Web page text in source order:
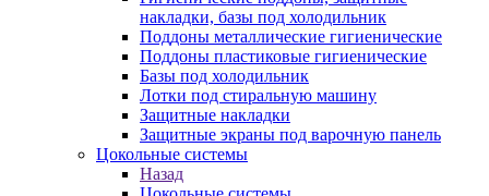
накладки, базы под холодильник
Поддоны металлические гигиенические
Поддоны пластиковые гигиенические
Базы под холодильник
Лотки под стиральную машину
Защитные накладки
Защитные экраны под варочную панель
Цокольные системы
Назад